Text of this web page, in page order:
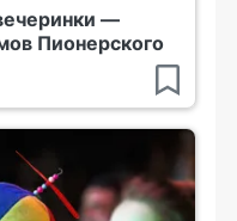
—
Пионерского